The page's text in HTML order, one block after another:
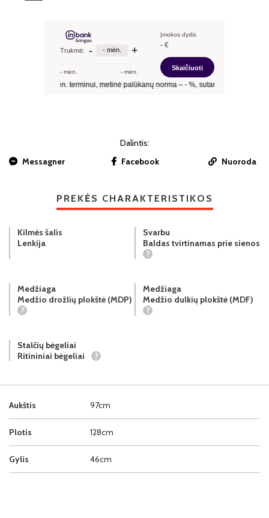
Dalintis:
Messagner
Facebook Nuoroda
PREKĖS CHARAKTERISTIKOS
Aukštis 97cm
Plotis 128cm
Gylis 46cm
Kilmės šalis
Lenkija
Svarbu
Baldas tvirtinamas prie sienos
?
Medžiaga
Medžio drožlių plokštė (MDP)
?
Medžiaga
Medžio dulkių plokštė (MDF)
?
Stalčių bėgeliai
Ritininiai bėgeliai
?